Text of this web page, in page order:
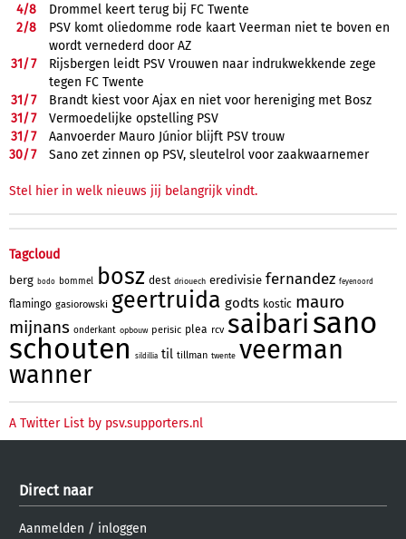
4/8
Drommel keert terug bij FC Twente
2/8
PSV komt oliedomme rode kaart Veerman niet te boven en
wordt vernederd door AZ
31/7
Rijsbergen leidt PSV Vrouwen naar indrukwekkende zege
tegen FC Twente
31/7
Brandt kiest voor Ajax en niet voor hereniging met Bosz
31/7
Vermoedelijke opstelling PSV
31/7
Aanvoerder Mauro Júnior blijft PSV trouw
30/7 Sano zet zinnen op PSV, sleutelrol voor zaakwaarnemer
Stel hier in welk nieuws jij belangrijk vindt.
Tagcloud
berg bodo bommel bosz dest driouech eredivisie fernandez feyenoord
flamingo gasiorowski geertruida godts kostic mauro
mijnans onderkant opbouw perisic plea rcv saibari sano
schouten sildillia til tillman twente veerman
wanner
A Twitter List by psv.supporters.nl
Direct naar
Aanmelden / inloggen